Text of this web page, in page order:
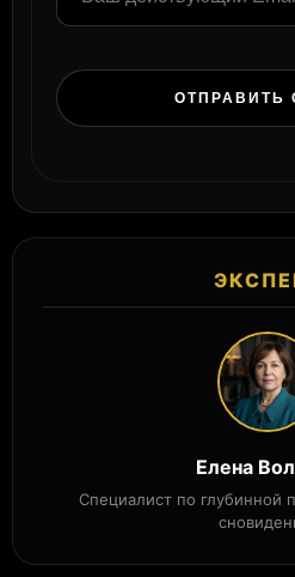
Елена
Специалист по глубинной